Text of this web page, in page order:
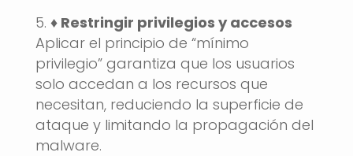
♦️ Restringir privilegios y accesos
Aplicar el principio de “mínimo
privilegio” garantiza que los usuarios
solo accedan a los recursos que
necesitan, reduciendo la superficie de
ataque y limitando la propagación del
malware.